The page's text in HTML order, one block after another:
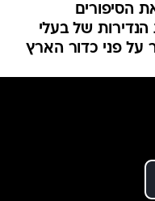
על פני כדור הארץ